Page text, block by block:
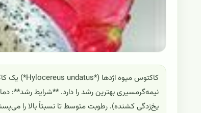
یخ‌زدگی کشنده). رطوبت متوسط تا نسبتاً بالا را